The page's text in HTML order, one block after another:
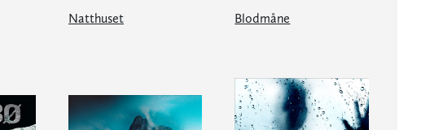
Natthuset Blodmåne